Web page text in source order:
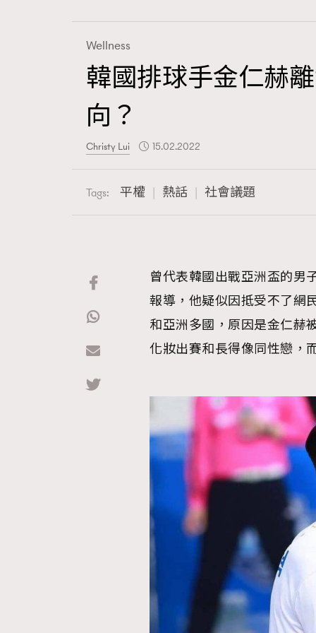
Fashion
Art
Paris
Hommes
Wellness
韓國排球手金仁赫
向？
Christy Lui 15.02.2022
Tags: 平權 熱話 社會議題
曾代表韓國出戰亞洲盃的男
報導，他疑似因抵受不了網
和亞洲多國，原因是金仁赫
化妝出賽和長得像同性戀，